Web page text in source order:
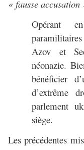
« fausse accusation
Opérant
Azov et
néonazie.
bénéficier
d’extrême
parlement
siège.
Les précédentes